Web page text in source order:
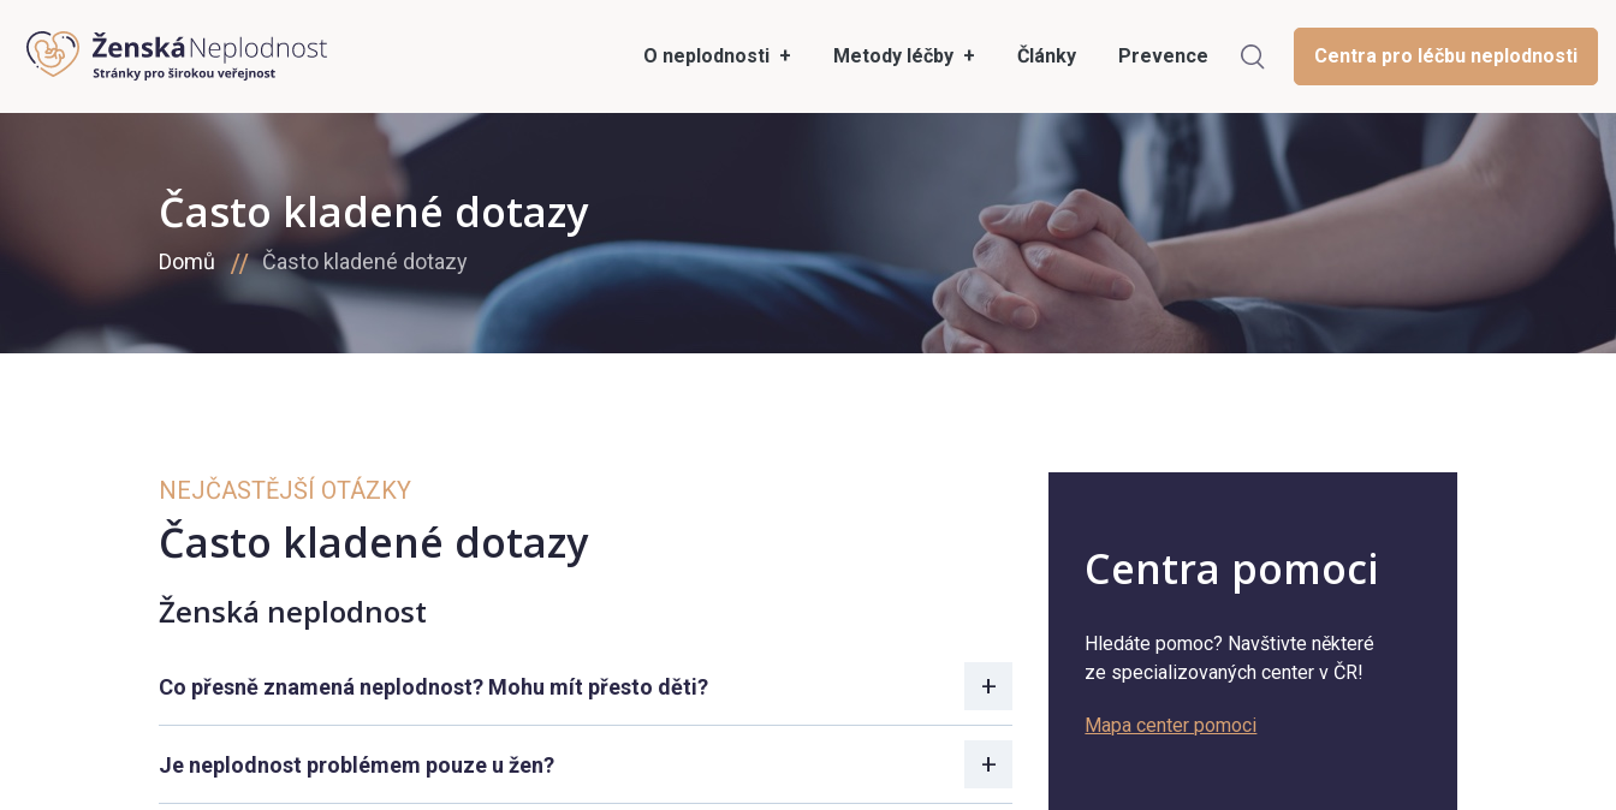
O neplodnosti Metody léčby Články Prevence Centra pro léčbu neplodnosti
Často kladené dotazy
Domů Často kladené dotazy
NEJČASTĚJŠÍ OTÁZKY
Často kladené dotazy
Ženská neplodnost
Co přesně znamená neplodnost? Mohu mít přesto děti?
Je neplodnost problémem pouze u žen?
Centra pomoci
Hledáte pomoc? Navštivte některé
ze specializovaných center v ČR!
Mapa center pomoci